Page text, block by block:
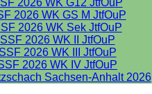
2026 WK G12 JtfOuP
2026 WK GS M JtfOuP
2026 WK Sek JtfOuP
2026 WK II JtfOuP
2026 WK III JtfOuP
2026 WK IV JtfOuP
Sachsen-Anhalt 2026